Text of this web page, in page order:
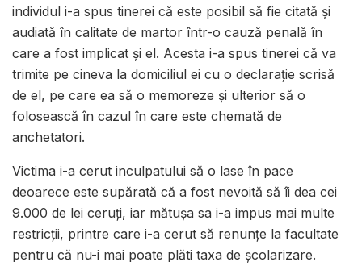
individul i-a spus tinerei că este posibil să fie citată și
audiată în calitate de martor într-o cauză penală în
care a fost implicat și el. Acesta i-a spus tinerei că va
trimite pe cineva la domiciliul ei cu o declarație scrisă
de el, pe care ea să o memoreze și ulterior să o
folosească în cazul în care este chemată de
anchetatori.
Victima i-a cerut inculpatului să o lase în pace
deoarece este supărată că a fost nevoită să îi dea cei
9.000 de lei ceruți, iar mătușa sa i-a impus mai multe
restricții, printre care i-a cerut să renunțe la facultate
pentru că nu-i mai poate plăti taxa de școlarizare.